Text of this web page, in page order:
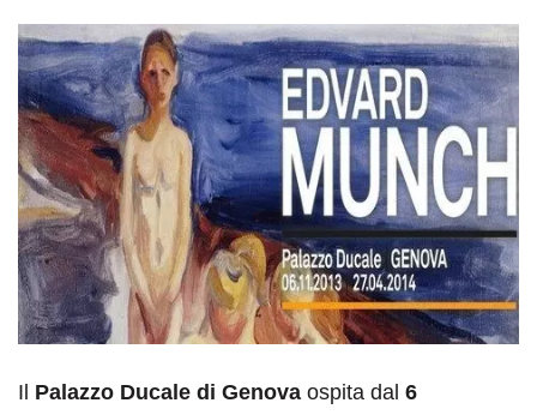
Il Palazzo Ducale di Genova ospita dal 6